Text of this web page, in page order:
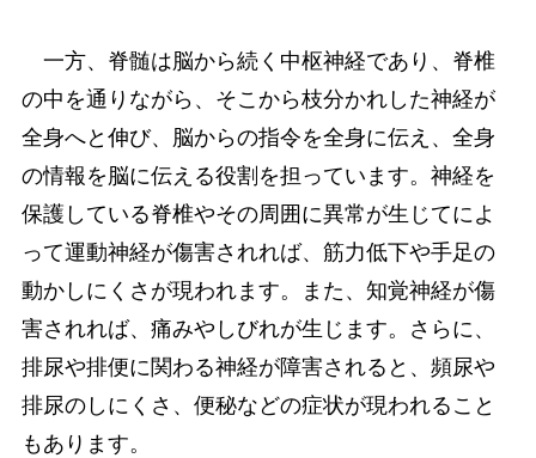
一方、脊髄は脳から続く中枢神経であり、脊椎
の中を通りながら、そこから枝分かれした神経が
全身へと伸び、脳からの指令を全身に伝え、全身
の情報を脳に伝える役割を担っています。神経を
保護している脊椎やその周囲に異常が生じてによ
って運動神経が傷害されれば、筋力低下や手足の
動かしにくさが現われます。また、知覚神経が傷
害されれば、痛みやしびれが生じます。さらに、
排尿や排便に関わる神経が障害されると、頻尿や
排尿のしにくさ、便秘などの症状が現われること
もあります。